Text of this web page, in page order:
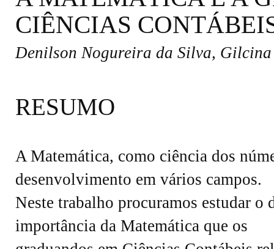
CIÊNCIAS
Denilson Nogureira da Silva,
RESUMO
A Matemática, como ciência dos
desenvolvimento em vários campos.
Neste trabalho procuramos estudar o
importância da Matemática que os